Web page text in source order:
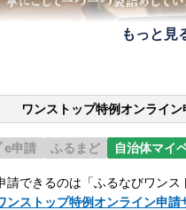
もっと見
ワンストップ特例オンライン
e申請 ふるまど 自治体マイ
できるのは「ふるなびワンス
ンストップ特例オンライン申請